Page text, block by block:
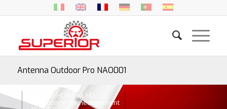
Antenna Outdoor Pro NAO001
• HD/Full HD/Ultra HD
• Fonctionne immédiatement